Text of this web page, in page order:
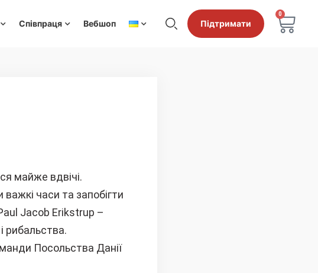
Співпраця Вебшоп Підтримати
0
майже вдвічі.
часи та запобігти
Jacob Erikstrup –
рибальства.
Посольства Данії